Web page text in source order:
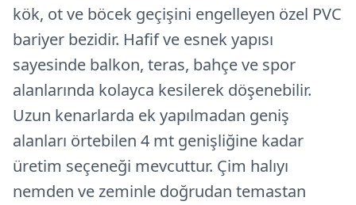
kök, ot ve böcek geçişini engelleyen özel PVC
bariyer bezidir. Hafif ve esnek yapısı
sayesinde balkon, teras, bahçe ve spor
alanlarında kolayca kesilerek döşenebilir.
Uzun kenarlarda ek yapılmadan geniş
alanları örtebilen 4 mt genişliğine kadar
üretim seçeneği mevcuttur. Çim halıyı
nemden ve zeminle doğrudan temastan